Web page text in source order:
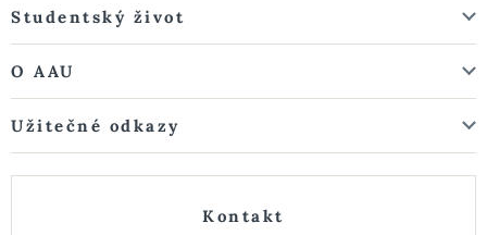
Studentský život
O AAU
Užitečné odkazy
Kontakt